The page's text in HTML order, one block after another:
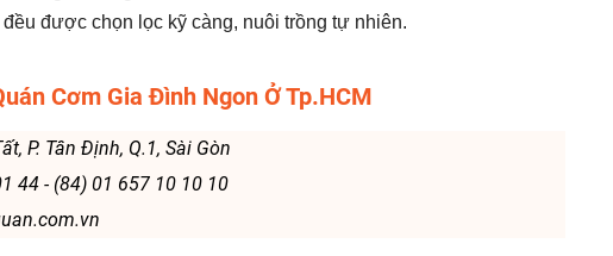
được chọn lọc kỹ càng, nuôi trồng tự nhiên.
Cơm Gia Đình Ngon Ở Tp.HCM
P. Tân Định, Q.1, Sài Gòn
44 - (84) 01 657 10 10 10